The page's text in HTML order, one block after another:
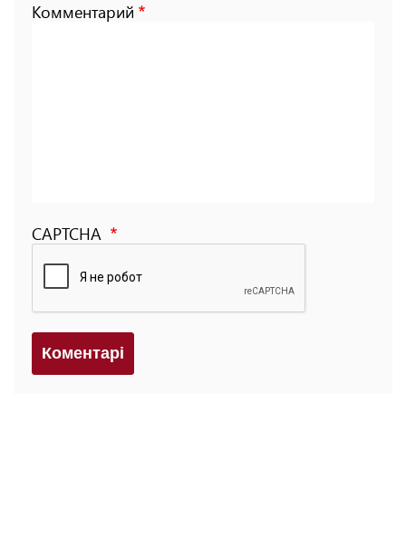
Комментарий
CAPTCHA
Коментарi